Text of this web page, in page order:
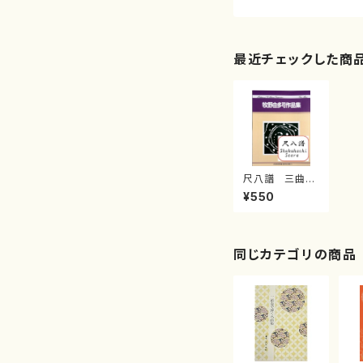
最近チェックした商
尺八譜 三曲落
葉松 からまつ
(/牧野 由多可/
¥550
同じカテゴリの商品